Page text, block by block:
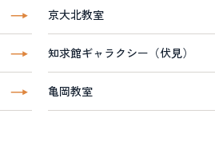
京大北教室
知求館ギャラクシー（伏見）
亀岡教室